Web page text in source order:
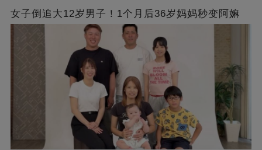
女子倒追大12岁男子！1个月后36岁妈妈秒变阿嫲